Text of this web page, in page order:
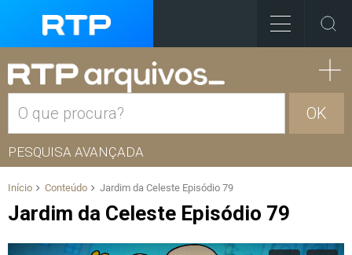
OK
PESQUISA AVANÇADA
Início Conteúdo Jardim da Celeste Episódio 79
Jardim da Celeste Episódio 79